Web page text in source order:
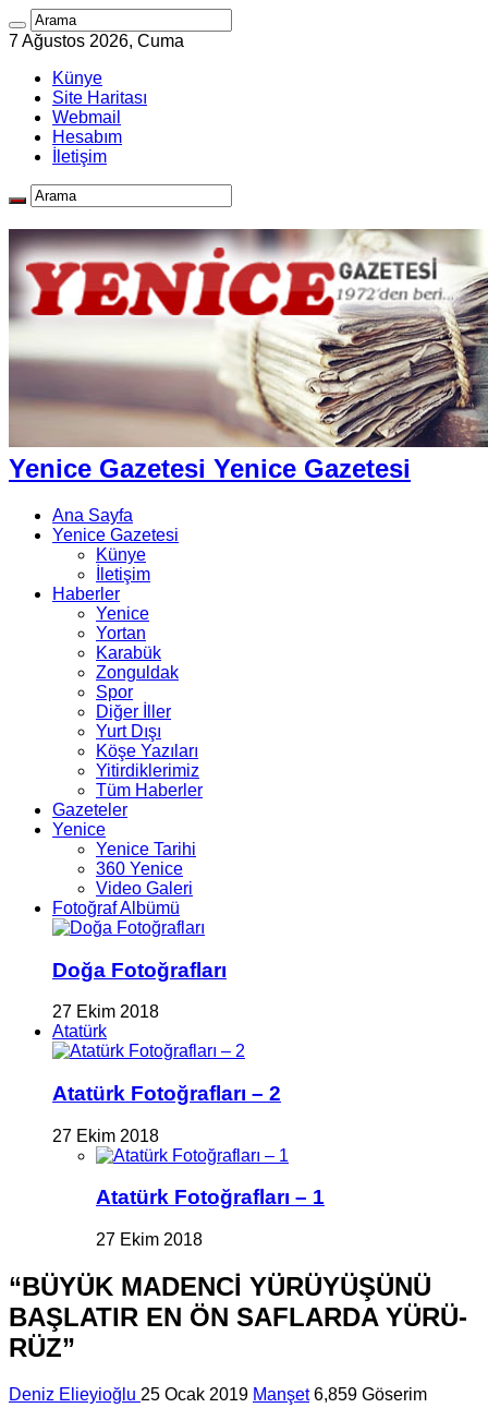
7 Ağustos 2026, Cuma
Künye
Site Haritası
Webmail
Hesabım
İletişim
Yenice Gazetesi Yenice Gazetesi
Ana Sayfa
Yenice Gazetesi
Künye
İletişim
Haberler
Yenice
Yortan
Karabük
Zonguldak
Spor
Diğer İller
Yurt Dışı
Köşe Yazıları
Yitirdiklerimiz
Tüm Haberler
Gazeteler
Yenice
Yenice Tarihi
360 Yenice
Video Galeri
Fotoğraf Albümü
Doğa Fotoğrafları
27 Ekim 2018
Atatürk
Atatürk Fotoğrafları – 2
27 Ekim 2018
Atatürk Fotoğrafları – 1
27 Ekim 2018
“BÜYÜK MA­DENCİ YÜ­RÜ­YÜ­ŞÜ­NÜ
BAŞ­LA­TIR EN ÖN SAF­LAR­DA YÜ­RÜ­
RÜZ”
Deniz Elieyioğlu 25 Ocak 2019 Manşet 6,859 Göserim